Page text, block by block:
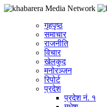
गृहपृष्ठ
समाचार
राजनीति
विचार
खेलकुद
मनोरञ्जन
रिपोर्ट
प्रदेश
प्रदेश नं. १